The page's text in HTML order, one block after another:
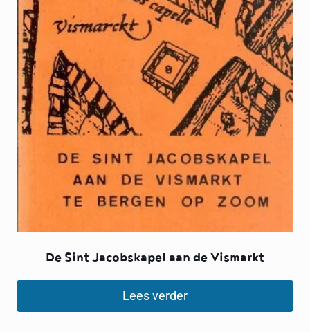
De Sint Jacobskapel aan de Vismarkt
Lees verder